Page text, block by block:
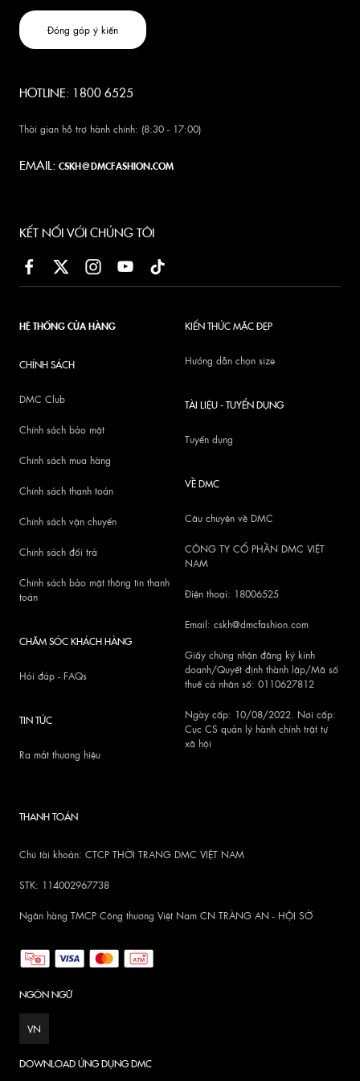
Đóng góp ý kiến
HOTLINE: 1800 6525
Thời gian hỗ trợ hành chính: (8:30 - 17:00)
EMAIL: CSKH@DMCFASHION.COM
KẾT NỐI VỚI CHÚNG TÔI
HỆ THỐNG CỬA HÀNG
CHÍNH SÁCH
DMC Club
Chính sách bảo mật
Chính sách mua hàng
Chính sách thanh toán
Chính sách vận chuyển
Chính sách đổi trả
Chính sách bảo mật thông tin thanh
toán
CHĂM SÓC KHÁCH HÀNG
Hỏi đáp - FAQs
TIN TỨC
Ra mắt thương hiệu
KIẾN THỨC MẶC ĐẸP
Hướng dẫn chọn size
TÀI LIỆU - TUYỂN DỤNG
Tuyển dụng
VỀ DMC
Câu chuyện về DMC
CÔNG TY CỔ PHẦN DMC VIỆT
NAM
Điện thoại: 18006525
Email: cskh@dmcfashion.com
Giấy chứng nhận đăng ký kinh
doanh/Quyết định thành lập/Mã số
thuế cá nhân số: 0110627812
Ngày cấp: 10/08/2022. Nơi cấp:
Cục CS quản lý hành chính trật tự
xã hội
THANH TOÁN
Chủ tài khoản: CTCP THỜI TRANG DMC VIỆT NAM
STK: 114002967738
Ngân hàng TMCP Công thương Việt Nam CN TRÀNG AN - HỘI SỞ
NGÔN NGỮ
VN
DOWNLOAD ỨNG DỤNG DMC